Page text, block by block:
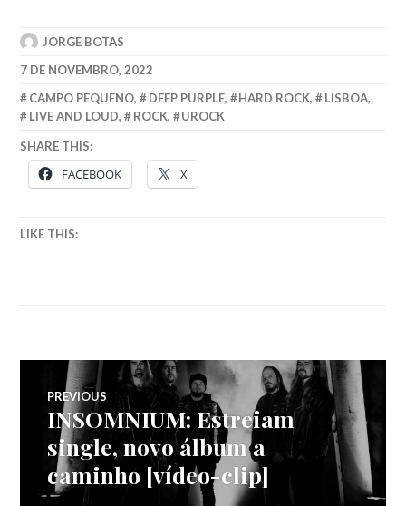
JORGE BOTAS
7 DE NOVEMBRO, 2022
CAMPO PEQUENO, DEEP PURPLE, HARD ROCK, LISBOA,
LIVE AND LOUD, ROCK, UROCK
SHARE THIS:
FACEBOOK X
LIKE THIS:
Navegação
de
artigos
PREVIOUS
Previous
post:
INSOMNIUM: Estreiam
single, novo álbum a
caminho [vídeo-clip]